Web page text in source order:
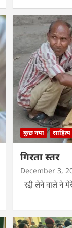
कुछ नया
गिरता स्तर
December 3,
रद्दी लेने वाले ने